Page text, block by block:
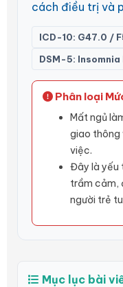
cách điều trị và
ICD-10: G47.0 /
DSM-5:
Phân loại
Mất ngủ
giao thông
việc.
Đây là yếu
trầm cảm,
người trẻ
Mục lục bài